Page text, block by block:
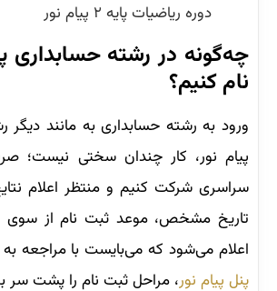
دوره ریاضیات پایه ۲ پیام نور
چه‌گونه در رشته حسابداری
نام کنیم؟
ورود به رشته حسابداری به مانند دیگر
پیام نور، کار چندان سختی نیست؛
سراسری شرکت کنیم و منتظر اعلام
تاریخ مشخص، موعد ثبت نام از سوی
اعلام می‌شود که می‌بایست با
پنل پیام نور، مراحل ثبت نام را پشت سر